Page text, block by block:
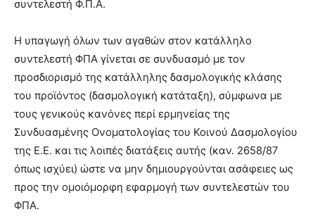
συντελεστή Φ.Π.Α.
Η υπαγωγή όλων των αγαθών στον κατάλληλο
συντελεστή ΦΠΑ γίνεται σε συνδυασμό με τον
προσδιορισμό της κατάλληλης δασμολογικής κλάσης
του προϊόντος (δασμολογική κατάταξη), σύμφωνα με
τους γενικούς κανόνες περί ερμηνείας της
Συνδυασμένης Ονοματολογίας του Κοινού Δασμολογίου
της Ε.Ε. και τις λοιπές διατάξεις αυτής (καν. 2658/87
όπως ισχύει) ώστε να μην δημιουργούνται ασάφειες ως
προς την ομοιόμορφη εφαρμογή των συντελεστών του
ΦΠΑ.